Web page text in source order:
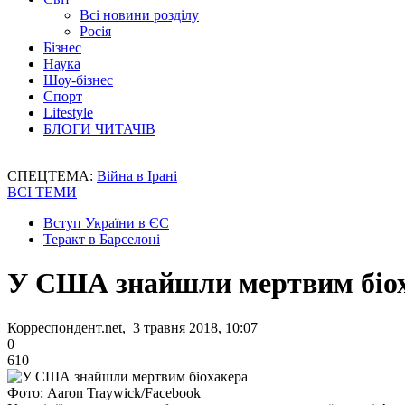
Всі новини розділу
Росія
Бізнес
Наука
Шоу-бізнес
Спорт
Lifestyle
БЛОГИ ЧИТАЧІВ
СПЕЦТЕМА: Війна в Ірані
ВСІ ТЕМИ
Вступ України в ЄС
Теракт в Барселоні
У США знайшли мертвим
Корреспондент.net, 3 травня 2018, 10:07
0
610
Фото: Aaron Traywick/Facebook